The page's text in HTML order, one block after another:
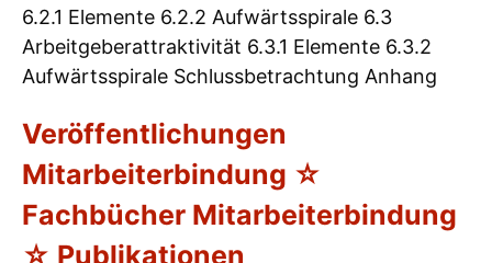
6.2.1 Elemente 6.2.2 Aufwärtsspirale 6.3
Arbeitgeberattraktivität 6.3.1 Elemente 6.3.2
Aufwärtsspirale Schlussbetrachtung Anhang
Veröffentlichungen
Mitarbeiterbindung ☆
Fachbücher Mitarbeiterbindung
☆ Publikationen